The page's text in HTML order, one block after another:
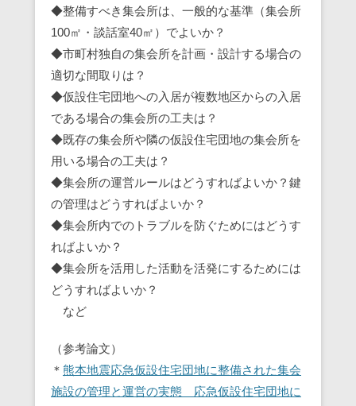
◆整備すべき集会所は、一般的な基準（集会所
100㎡・談話室40㎡）でよいか？
◆市町村独自の集会所を計画・設計する場合の
適切な間取りは？
◆仮設住宅団地への入居が複数地区からの入居
である場合の集会所の工夫は？
◆既存の集会所や隣の仮設住宅団地の集会所を
用いる場合の工夫は？
◆集会所の運営ルールはどうすればよいか？鍵
の管理はどうすればよいか？
◆集会所内でのトラブルを防ぐためにはどうす
ればよいか？
◆集会所を活用した活動を活発にするためには
どうすればよいか？
など
（参考論文）
＊ 熊本地震応急仮設住宅団地に整備された集会
施設の管理と運営の実態 応急仮設住宅団地に